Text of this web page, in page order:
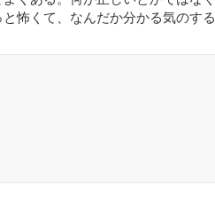
怖くて、なんだか分かる気のする